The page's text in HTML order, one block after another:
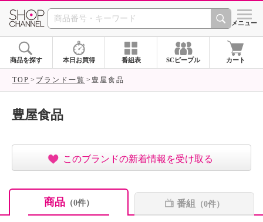
SHOP CHANNEL ショッ
メニュー
商品を探す 本日お買得 番組表 SCピープル カート
TOP ブランド一覧 豊屋食品
豊屋食品
このブランドの新着情報を受け取る
商品（0件） 番組 （0件）